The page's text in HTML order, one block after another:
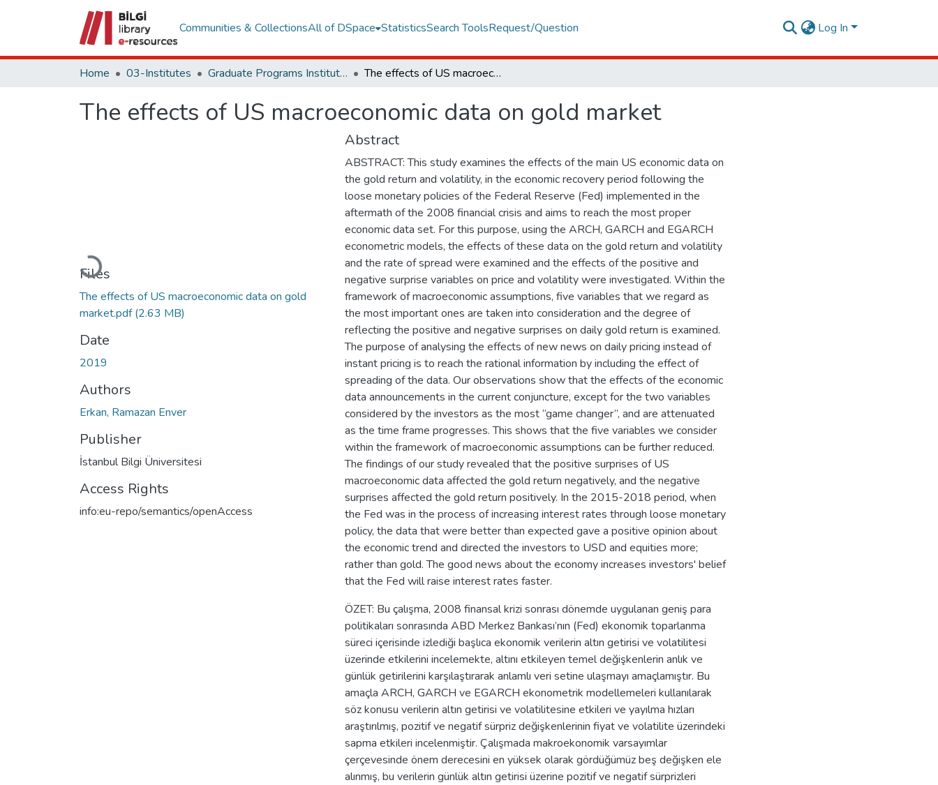
Communities & CollectionsAll of DSpace StatisticsSearch ToolsRequest/Question Log In
Home 03-Institutes Graduate Programs Institute Thesis Collection The effects of US macroeconomic data on gold market
The effects of US macroeconomic data on gold market
Loading...
Files
The effects of US macroeconomic data on gold
market.pdf(2.63 MB)
Date
2019
Authors
Erkan, Ramazan Enver
Publisher
İstanbul Bilgi Üniversitesi
Access Rights
info:eu-repo/semantics/openAccess
Abstract
ABSTRACT: This study examines the effects of the main US economic data on
the gold return and volatility, in the economic recovery period following the
loose monetary policies of the Federal Reserve (Fed) implemented in the
aftermath of the 2008 financial crisis and aims to reach the most proper
economic data set. For this purpose, using the ARCH, GARCH and EGARCH
econometric models, the effects of these data on the gold return and volatility
and the rate of spread were examined and the effects of the positive and
negative surprise variables on price and volatility were investigated. Within the
framework of macroeconomic assumptions, five variables that we regard as
the most important ones are taken into consideration and the degree of
reflecting the positive and negative surprises on daily gold return is examined.
The purpose of analysing the effects of new news on daily pricing instead of
instant pricing is to reach the rational information by including the effect of
spreading of the data. Our observations show that the effects of the economic
data announcements in the current conjuncture, except for the two variables
considered by the investors as the most “game changer”, and are attenuated
as the time frame progresses. This shows that the five variables we consider
within the framework of macroeconomic assumptions can be further reduced.
The findings of our study revealed that the positive surprises of US
macroeconomic data affected the gold return negatively, and the negative
surprises affected the gold return positively. In the 2015-2018 period, when
the Fed was in the process of increasing interest rates through loose monetary
policy, the data that were better than expected gave a positive opinion about
the economic trend and directed the investors to USD and equities more;
rather than gold. The good news about the economy increases investors' belief
that the Fed will raise interest rates faster.
ÖZET: Bu çalışma, 2008 finansal krizi sonrası dönemde uygulanan geniş para
politikaları sonrasında ABD Merkez Bankası’nın (Fed) ekonomik toparlanma
süreci içerisinde izlediği başlıca ekonomik verilerin altın getirisi ve volatilitesi
üzerinde etkilerini incelemekte, altını etkileyen temel değişkenlerin anlık ve
günlük getirilerini karşılaştırarak anlamlı veri setine ulaşmayı amaçlamıştır. Bu
amaçla ARCH, GARCH ve EGARCH ekonometrik modellemeleri kullanılarak
söz konusu verilerin altın getirisi ve volatilitesine etkileri ve yayılma hızları
araştırılmış, pozitif ve negatif sürpriz değişkenlerinin fiyat ve volatilite üzerindeki
sapma etkileri incelenmiştir. Çalışmada makroekonomik varsayımlar
çerçevesinde önem derecesini en yüksek olarak gördüğümüz beş değişken ele
alınmış, bu verilerin günlük altın getirisi üzerine pozitif ve negatif sürprizleri